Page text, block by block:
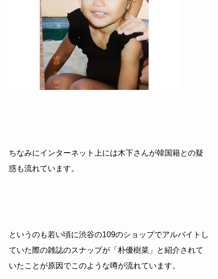
ちなみにインターネット上には木下さんが韓国籍との疑
惑も流れています。
というのも若い頃に渋谷の109のショップでアルバイトし
ていた際の雑誌のスナップが「朴優樹菜」と紹介されて
いたことが原因でこのような噂が流れています。